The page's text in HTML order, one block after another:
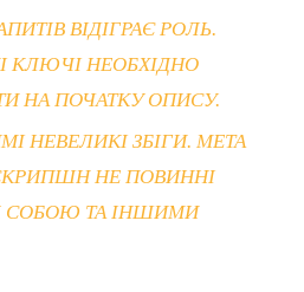
ВІДІГРАЄ РОЛЬ.
КЛЮЧІ НЕОБХІДНО
НА ПОЧАТКУ ОПИСУ.
НЕВЕЛИКІ ЗБІГИ. МЕТА
НЕ ПОВИННІ
СОБОЮ ТА ІНШИМИ